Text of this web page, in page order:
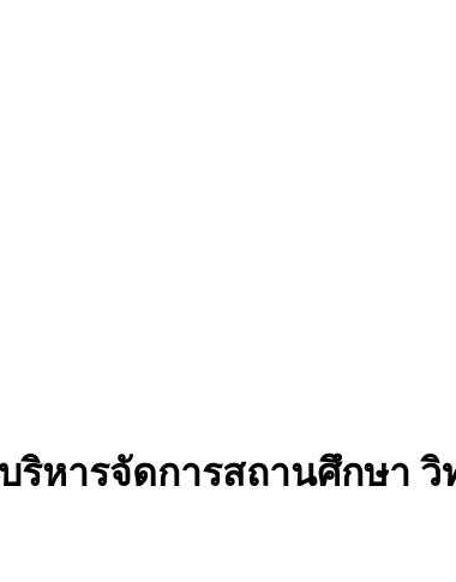
ริหารจัดการสถานศึกษา